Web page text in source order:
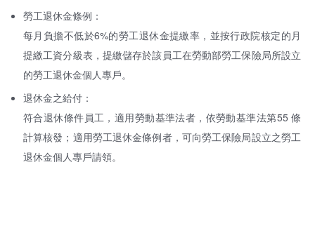
勞工退休金條例：
每月負擔不低於6%的勞工退休金提繳率，並按行政院核定的月
提繳工資分級表，提繳儲存於該員工在勞動部勞工保險局所設立
的勞工退休金個人專戶。
退休金之給付：
符合退休條件員工，適用勞動基準法者，依勞動基準法第55 條
計算核發；適用勞工退休金條例者，可向勞工保險局設立之勞工
退休金個人專戶請領。